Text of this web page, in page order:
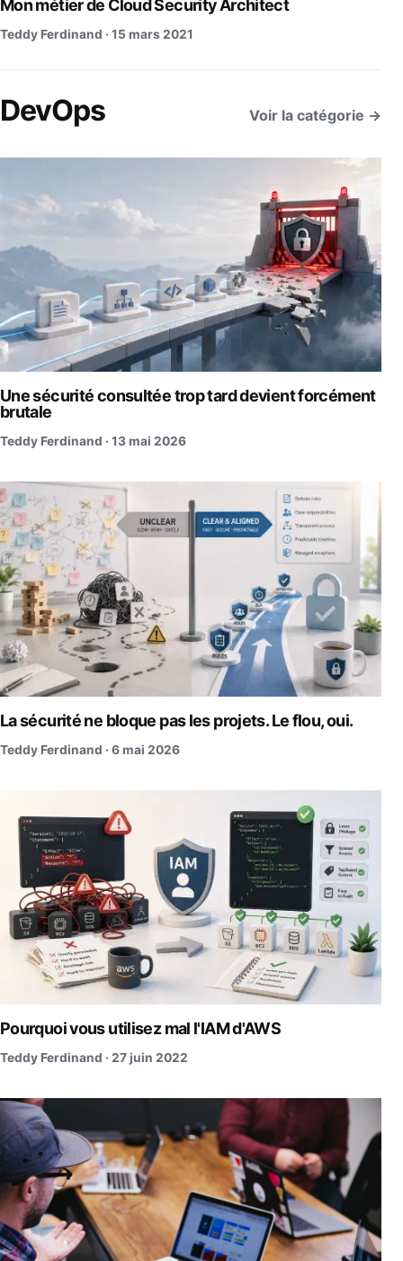
Mon métier de Cloud Security Architect
Teddy Ferdinand · 15 mars 2021
DevOps Voir la catégorie →
Une sécurité consultée trop tard devient forcément
brutale
Teddy Ferdinand · 13 mai 2026
La sécurité ne bloque pas les projets. Le flou, oui.
Teddy Ferdinand · 6 mai 2026
Pourquoi vous utilisez mal l'IAM d'AWS
Teddy Ferdinand · 27 juin 2022